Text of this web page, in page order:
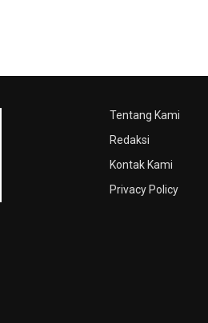
Tentang Kami
Redaksi
Kontak Kami
Privacy Policy